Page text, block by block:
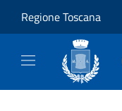
Regione Toscana